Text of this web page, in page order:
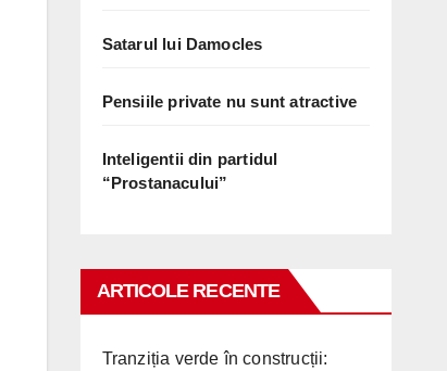
Satarul lui Damocles
Pensiile private nu sunt atractive
Inteligentii din partidul
“Prostanacului”
ARTICOLE RECENTE
Tranziția verde în construcții: